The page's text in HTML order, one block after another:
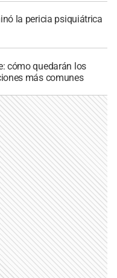
la pericia psiquiátrica
cómo quedarán los
más comunes